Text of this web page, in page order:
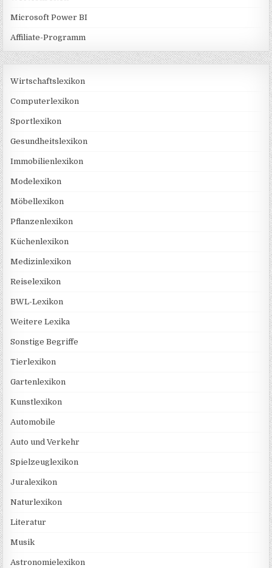
Microsoft Power BI
Affiliate-Programm
Wirtschaftslexikon
Computerlexikon
Sportlexikon
Gesundheitslexikon
Immobilienlexikon
Modelexikon
Möbellexikon
Pflanzenlexikon
Küchenlexikon
Medizinlexikon
Reiselexikon
BWL-Lexikon
Weitere Lexika
Sonstige Begriffe
Tierlexikon
Gartenlexikon
Kunstlexikon
Automobile
Auto und Verkehr
Spielzeuglexikon
Juralexikon
Naturlexikon
Literatur
Musik
Astronomielexikon